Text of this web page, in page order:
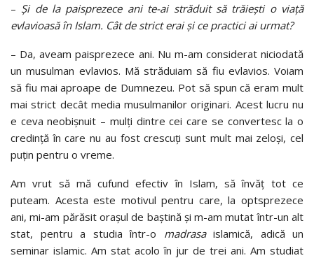
– Și de la paisprezece ani te-ai străduit să trăiești o viață
evlavioasă în Islam. Cât de strict erai și ce practici ai urmat?
– Da, aveam paisprezece ani. Nu m-am considerat niciodată
un musulman evlavios. Mă străduiam să fiu evlavios. Voiam
să fiu mai aproape de Dumnezeu. Pot să spun că eram mult
mai strict decât media musulmanilor originari. Acest lucru nu
e ceva neobișnuit – mulți dintre cei care se convertesc la o
credință în care nu au fost crescuți sunt mult mai zeloși, cel
puțin pentru o vreme.
Am vrut să mă cufund efectiv în Islam, să învăț tot ce
puteam. Acesta este motivul pentru care, la optsprezece
ani, mi-am părăsit orașul de baștină și m-am mutat într-un alt
stat, pentru a studia într-o madrasaislamică, adică un
seminar islamic. Am stat acolo în jur de trei ani. Am studiat